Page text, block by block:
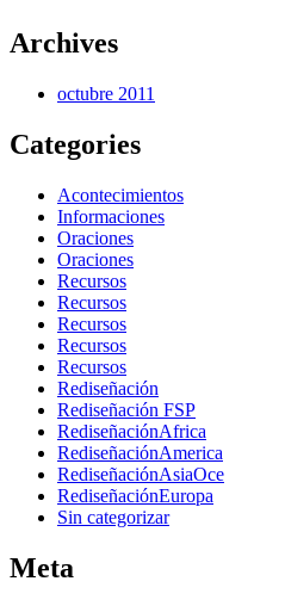
Archives
octubre 2011
Categories
Acontecimientos
Informaciones
Oraciones
Oraciones
Recursos
Recursos
Recursos
Recursos
Recursos
Rediseñación
Rediseñación FSP
RediseñaciónAfrica
RediseñaciónAmerica
RediseñaciónAsiaOce
RediseñaciónEuropa
Sin categorizar
Meta